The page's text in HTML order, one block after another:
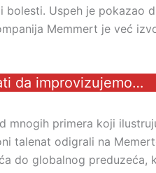
bolesti. Uspeh je pokazao
Memmert je već
da improvizujemo…
mnogih primera koji
talenat odigrali na
do globalnog preduzeća,